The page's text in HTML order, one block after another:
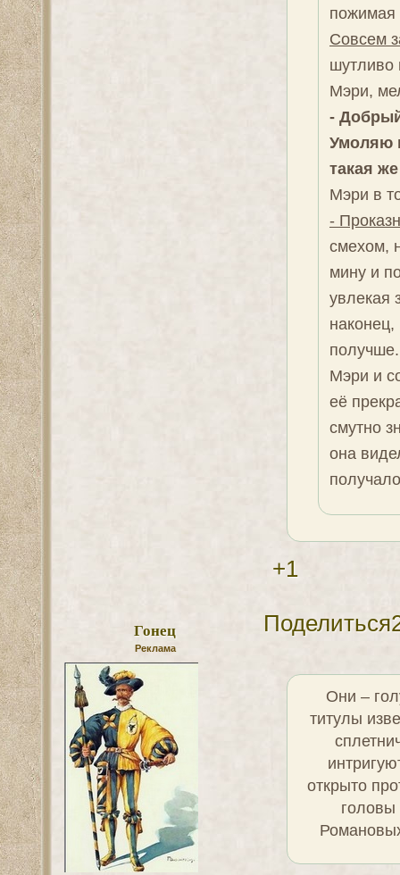
пожимая
Совсем
шутливо
Мэри,
-
Умоляю
такая
Мэри в
-
смехом,
мину и
увлекая
наконец,
Мэри и
её
смутно
она
+1
Поделиться
Гонец
Реклама
Они –
титулы
открыто
головы